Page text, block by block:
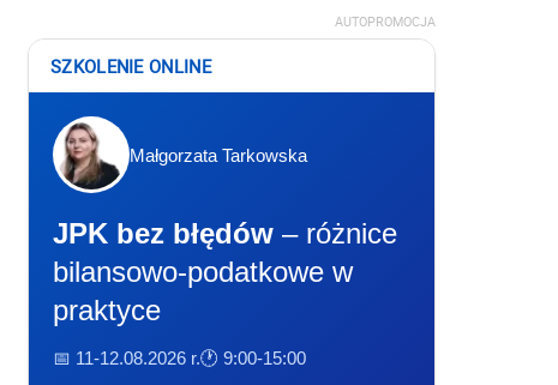
AUTOPROMOCJA
SZKOLENIE ONLINE
Małgorzata Tarkowska
JPK bez błędów – różnice
bilansowo-podatkowe w
praktyce
📅 11-12.08.2026 r.🕐 9:00-15:00